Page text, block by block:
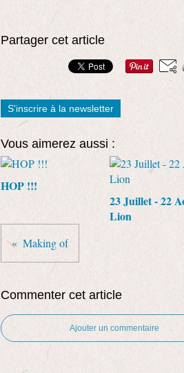
Partager cet article
S'inscrire à la newsletter
Vous aimerez aussi :
HOP !!!
23 Juillet - 22
Lion
Making of
Commenter cet article
Ajouter un commentaire